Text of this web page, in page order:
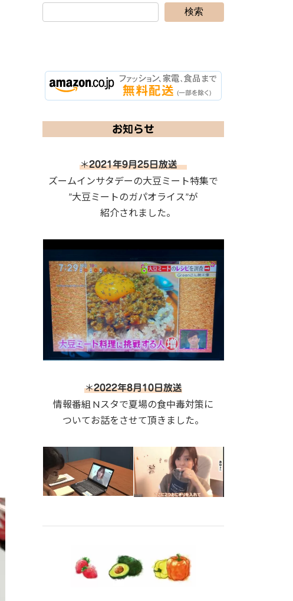
検索
お知らせ
＊2021年9月25日放送
ズームインサタデーの大豆ミート特集で
”大豆ミートのガパオライス”が
紹介されました。
＊2022年8月10日放送
情報番組 Nスタで夏場の食中毒対策に
ついてお話をさせて頂きました。